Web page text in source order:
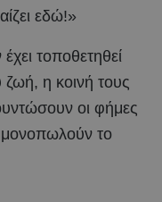
εδώ!»
τοποθετηθεί
η κοινή τους
οι φήμες
μονοπωλούν το